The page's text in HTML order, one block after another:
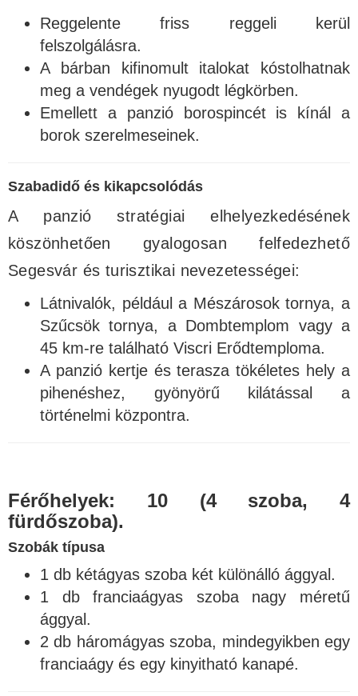
Reggelente friss reggeli kerül
felszolgálásra.
A bárban kifinomult italokat kóstolhatnak
meg a vendégek nyugodt légkörben.
Emellett a panzió borospincét is kínál a
borok szerelmeseinek.
Szabadidő és kikapcsolódás
A panzió stratégiai elhelyezkedésének
köszönhetően gyalogosan felfedezhető
Segesvár és turisztikai nevezetességei:
Látnivalók, például a Mészárosok tornya, a
Szűcsök tornya, a Dombtemplom vagy a
45 km-re található Viscri Erődtemploma.
A panzió kertje és terasza tökéletes hely a
pihenéshez, gyönyörű kilátással a
történelmi központra.
Férőhelyek: 10 (4 szoba, 4
fürdőszoba).
Szobák típusa
1 db kétágyas szoba két különálló ággyal.
1 db franciaágyas szoba nagy méretű
ággyal.
2 db háromágyas szoba, mindegyikben egy
franciaágy és egy kinyitható kanapé.